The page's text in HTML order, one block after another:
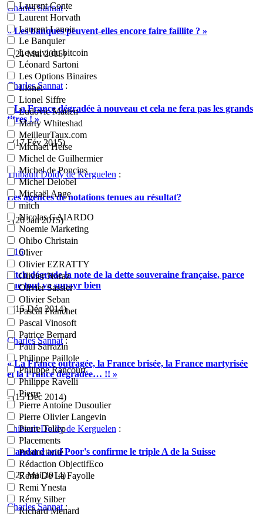
Laurent Conte
Laurent Horvath
Laurent Lanoir
Le Banquier
Le suivi du bitcoin
Léonard Sartoni
Les Options Binaires
Lionel
Lionel Siffre
Ludovic Matten
Marty Whiteshad
MeilleurTaux.com
Michael Heise
Michel de Guilhermier
Michel de Poncins
Michel Delobel
Mickaël Ange
mitch
Nicolas GAIARDO
Noemie Marketing
Ohibo Christain
Oliver
Olivier EZRATTY
Olivier Noraz
Olivier Sassier
Olivier Seban
Pascal Franchet
Pascal Vinosoft
Patrice Bernard
Paul Sarrazin
Philippe Paillole
Philippe Rancourt
Philippe Ravelli
Pierre
Pierre Antoine Dusoulier
Pierre Olivier Langevin
Pierre Tellep
Placements
Productivité
Rédaction ObjectifEco
Remi De La Fayolle
Remi Ynesta
Rémy Silber
Richard Menard
Charles Sannat:
« Les banques peuvent-elles encore faire faillite ? »
- (21 Mai 2015)
Charles Sannat :
« La France dégradée à nouveau et cela ne fera pas les grands
titres ! »
- (17 Fév 2015)
Thibault Doidy de Kerguelen :
Les agences de notations tenues au résultat?
- (26 Jan 2015)
H16:
Fitch dégrade la note de la dette souveraine française, parce
que tout va supayr bien
- (15 Déc 2014)
Charles Sannat:
« La France outragée, la France brisée, la France martyrisée
et la France dégradée… !! »
- (15 Déc 2014)
Thibault Doidy de Kerguelen :
Standard and Poor's confirme le triple A de la Suisse
- (27 Mai 2014)
Charles Sannat :